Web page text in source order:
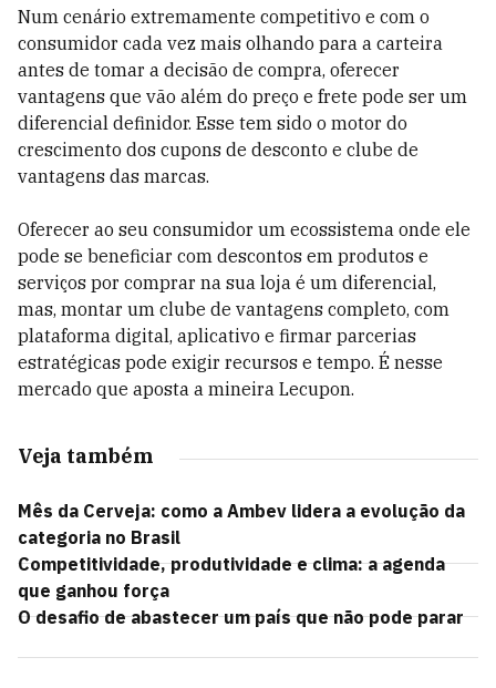
Num cenário extremamente competitivo e com o
consumidor cada vez mais olhando para a carteira
antes de tomar a decisão de compra, oferecer
vantagens que vão além do preço e frete pode ser um
diferencial definidor. Esse tem sido o motor do
crescimento dos cupons de desconto e clube de
vantagens das marcas.
Oferecer ao seu consumidor um ecossistema onde ele
pode se beneficiar com descontos em produtos e
serviços por comprar na sua loja é um diferencial,
mas, montar um clube de vantagens completo, com
plataforma digital, aplicativo e firmar parcerias
estratégicas pode exigir recursos e tempo. É nesse
mercado que aposta a mineira Lecupon.
Veja também
Mês da Cerveja: como a Ambev lidera a evolução da
categoria no Brasil
Competitividade, produtividade e clima: a agenda
que ganhou força
O desafio de abastecer um país que não pode parar